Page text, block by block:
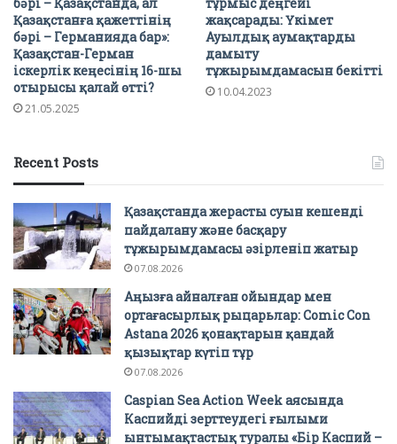
Қазақстанға қажеттінің
бәрі – Германияда бар»:
Қазақстан-Герман
іскерлік кеңесінің 16-шы
отырысы қалай өтті?
21.05.2025
жақсарады: Үкімет
Ауылдық аумақтарды
дамыту
тұжырымдамасын бекітті
10.04.2023
Recent Posts
Қазақстанда жерасты суын кешенді
пайдалану және басқару
тұжырымдамасы әзірленіп жатыр
07.08.2026
Аңызға айналған ойындар мен
ортағасырлық рыцарьлар: Comic Con
Astana 2026 қонақтарын қандай
қызықтар күтіп тұр
07.08.2026
Caspian Sea Action Week аясында
Каспийді зерттеудегі ғылыми
ынтымақтастық туралы «Бір Каспий –